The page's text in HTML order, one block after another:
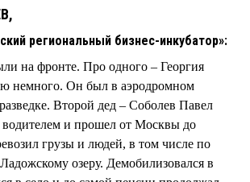
региональный бизнес-инкубатор»:
на фронте. Про одного – Георгия
немного. Он был в аэродромном
Второй дед – Соболев Павел
и прошел от Москвы до
грузы и людей, в том числе по
озеру. Демобилизовался в